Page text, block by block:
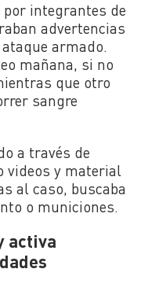
integrantes de
advertencias
armado.
mañana, si no
que otro
sangre
a través de
videos y material
al caso, buscaba
o municiones.
activa